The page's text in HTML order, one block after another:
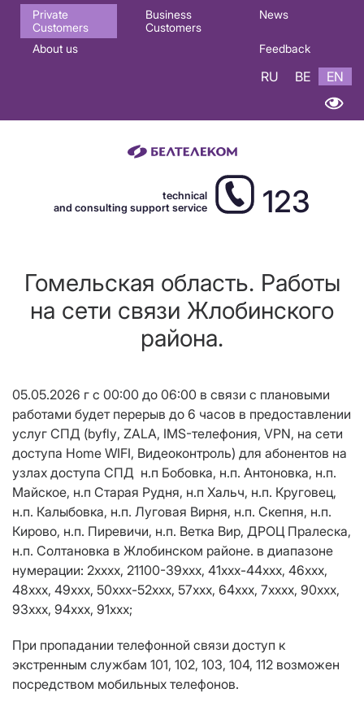
Основная
навигация
Private
Customers
Business
Customers
News
About us Feedback
RU BE EN
technical
and consulting support service
123
Гомельская область. Работы
на сети связи Жлобинского
района.
05.05.2026 г с 00:00 до 06:00 в связи с плановыми
работами будет перерыв до 6 часов в предоставлении
услуг СПД (byfly, ZALA, IMS-телефония, VPN, на сети
доступа Home WIFI, Видеоконтроль) для абонентов на
узлах доступа СПД н.п Бобовка, н.п. Антоновка, н.п.
Майское, н.п Старая Рудня, н.п Хальч, н.п. Круговец,
н.п. Калыбовка, н.п. Луговая Вирня, н.п. Скепня, н.п.
Кирово, н.п. Пиревичи, н.п. Ветка Вир, ДРОЦ Пралеска,
н.п. Солтановка в Жлобинском районе. в диапазоне
нумерации: 2хххх, 21100-39ххх, 41xxx-44ххх, 46xxх,
48xxx, 49xxx, 50xxx-52xxx, 57ххх, 64xxx, 7хxxx, 90ххх,
93xxx, 94xxx, 91ххх;
При пропадании телефонной связи доступ к
экстренным службам 101, 102, 103, 104, 112 возможен
посредством мобильных телефонов.